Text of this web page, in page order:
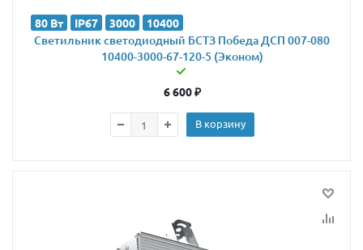
80 Вт IP67 3000 10400
Светильник светодиодный БСТЗ Победа ДСП 007-080
10400-3000-67-120-5 (Эконом)
6 600₽
В корзину